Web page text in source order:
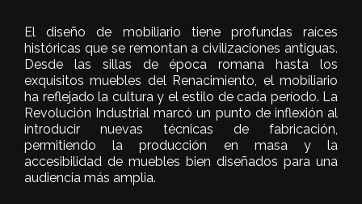
El diseño de mobiliario tiene profundas raíces
históricas que se remontan a civilizaciones antiguas.
Desde las sillas de época romana hasta los
exquisitos muebles del Renacimiento, el mobiliario
ha reflejado la cultura y el estilo de cada período. La
Revolución Industrial marcó un punto de inflexión al
introducir nuevas técnicas de fabricación,
permitiendo la producción en masa y la
accesibilidad de muebles bien diseñados para una
audiencia más amplia.